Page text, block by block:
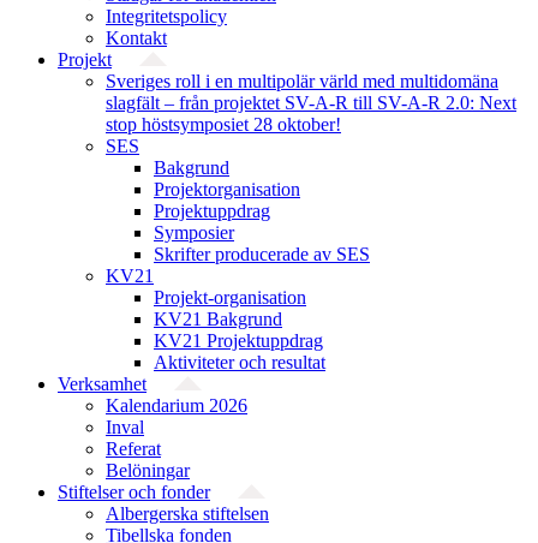
Integritetspolicy
Kontakt
Projekt
Sveriges roll i en multipolär värld med multidomäna
slagfält – från projektet SV-A-R till SV-A-R 2.0: Next
stop höstsymposiet 28 oktober!
SES
Bakgrund
Projekt­organisation
Projektuppdrag
Symposier
Skrifter producerade av SES
KV21
Projekt-organisation
KV21 Bakgrund
KV21 Projektuppdrag
Aktiviteter och resultat
Verksamhet
Kalendarium 2026
Inval
Referat
Belöningar
Stiftelser och fonder
Albergerska stiftelsen
Tibellska fonden